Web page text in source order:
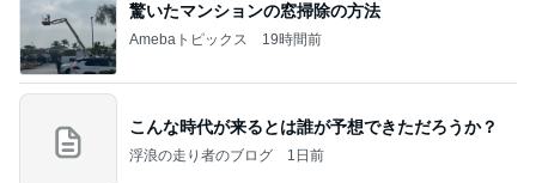
驚いたマンションの窓掃除の方法
Amebaトピックス 19時間前
こんな時代が来るとは誰が予想できただろうか？
浮浪の走り者のブログ 1日前